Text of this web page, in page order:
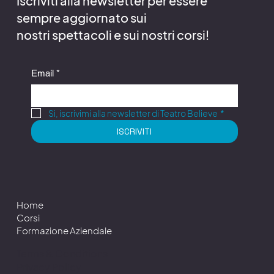
sempre aggiornato sui
nostri spettacoli e sui nostri corsi!
Email *
Si, iscrivimi alla newsletter di Teatro Believe *
ISCRIVITI
Home
Corsi
Formazione Aziendale